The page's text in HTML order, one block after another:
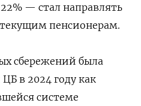
— стал направлять
пенсионерам.
сбережений была
в 2024 году как
системе